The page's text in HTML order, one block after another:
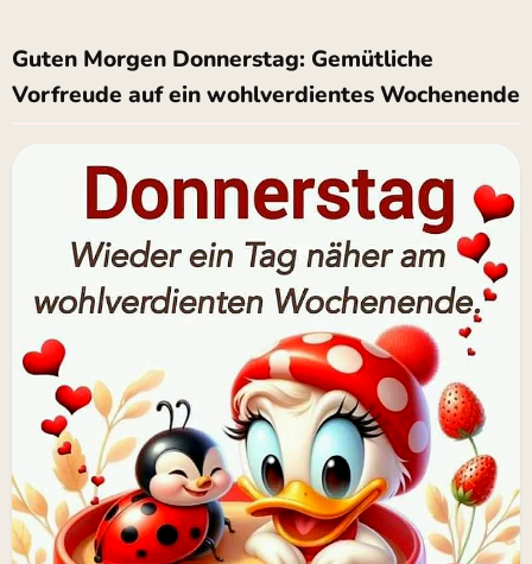
Guten Morgen Donnerstag: Gemütliche
Vorfreude auf ein wohlverdientes Wochenende